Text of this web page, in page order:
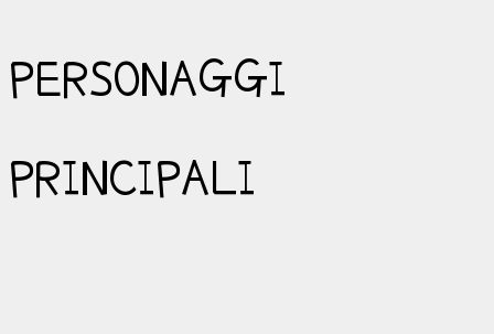
PERSONAGGI
PRINCIPALI